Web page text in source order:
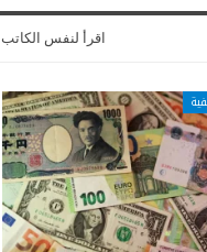
اقرأ لنفس الكاتب